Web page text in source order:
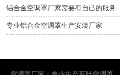
铝合金空调罩厂家需要有自己的服务..
专业铝合金空调罩生产安装厂家